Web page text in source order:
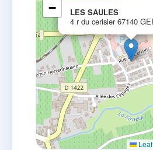
LES SAULES
4 r du cerisier 67140
−